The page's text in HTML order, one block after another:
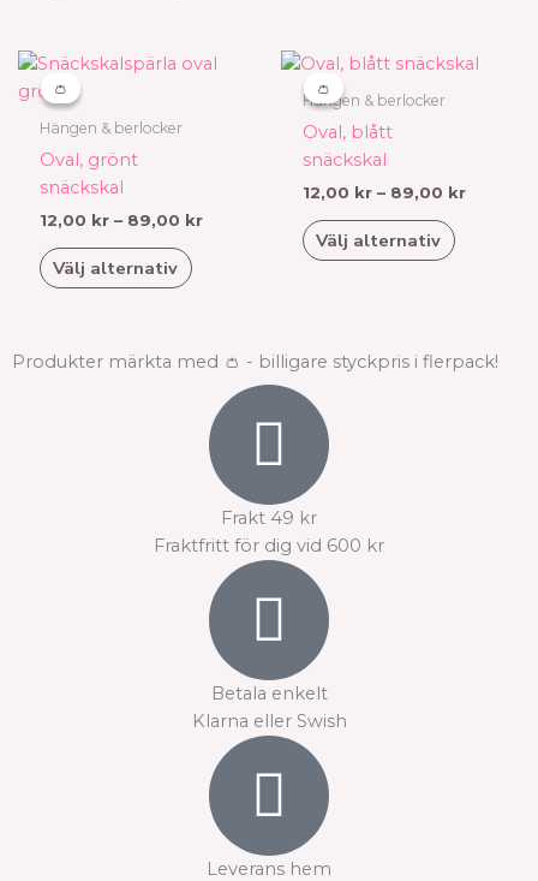
på
produktsidan
👛
👛
Hängen & berlocker
Oval, grönt
snäckskal
12,00 kr – 89,00 kr
Prisintervall:
Välj alternativ
Den
här
produkten
flera
varianter.
De
olika
alternativen
på
👛
👛
Hängen & berlocker
Oval, blått
snäckskal
12,00 kr – 89,00 kr
Välj alternativ
Den
här
har
flera
varianter.
De
olika
på
produktsidan
Produkter märkta med 👛 - billigare styckpris i flerpack!
Frakt 49 kr
Fraktfritt för dig vid 600 kr
Betala enkelt
Klarna eller Swish
Leverans hem